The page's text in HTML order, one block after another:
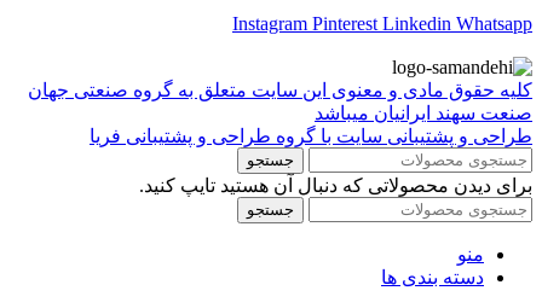
Instagram Pinterest Linkedin Whatsapp
کلیه حقوق مادی و معنوی این سایت متعلق به گروه صنعتی جهان
صنعت سهند ایرانیان میباشد
طراحی و پشتیبانی سایت با گروه طراحی و پشتیبانی فریا
جستجو
برای دیدن محصولاتی که دنبال آن هستید تایپ کنید.
جستجو
منو
دسته بندی ها